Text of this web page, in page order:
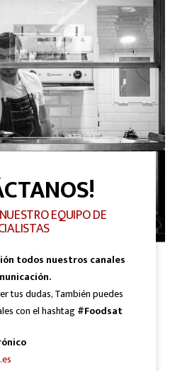
EQUIPO DE
todos nuestros canales
tus dudas, También puedes
con el hashtag#Foodsat